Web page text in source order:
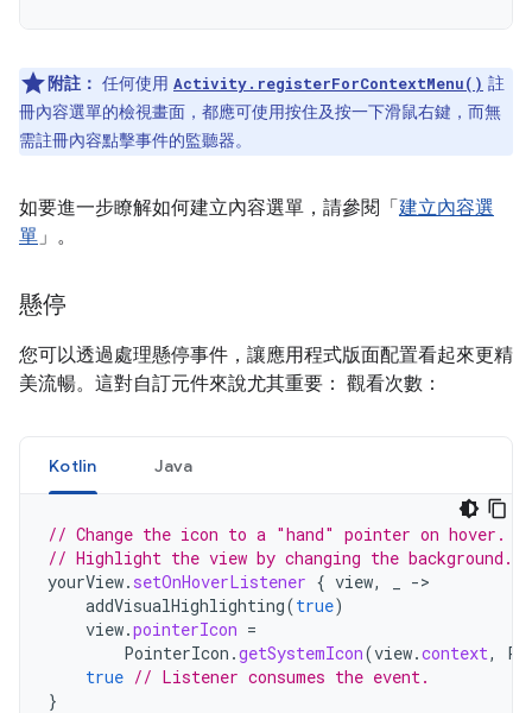
附註： 任何使用 Activity.registerForContextMenu() 註
冊內容選單的檢視畫面，都應可使用按住及按一下滑鼠右鍵，而無
需註冊內容點擊事件的監聽器。
如要進一步瞭解如何建立內容選單，請參閱「 建立內容選
單」。
懸停
您可以透過處理懸停事件，讓應用程式版面配置看起來更精
美流暢。這對自訂元件來說尤其重要： 觀看次數：
Kotlin Java
// Change the icon to a "hand" pointer on hover.
// Highlight the view by changing the background.
yourView. setOnHoverListener { view, -
addVisualHighlighting(true)
view.pointerIcon =
PointerIcon .getSystemIcon(view.context,
true // Listener consumes the event.
}